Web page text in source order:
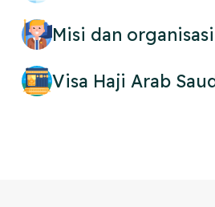
Misi dan
Visa Haji Arab